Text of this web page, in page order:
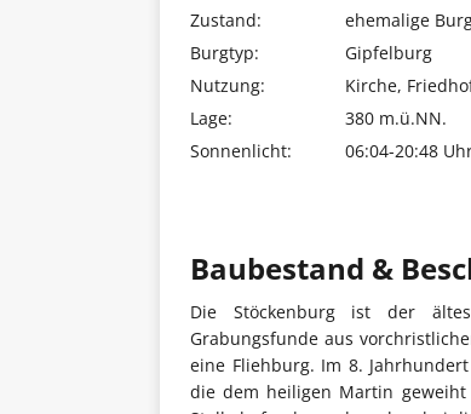
Zustand:
ehemalige
Burgtyp:
Gipfelburg
Nutzung:
Kirche,
Lage:
380 m.ü.NN.
Sonnenlicht:
06:04-20:48
Baubestand &
Die Stöckenburg ist der
Grabungsfunde aus
eine Fliehburg. Im 8.
die dem heiligen Martin